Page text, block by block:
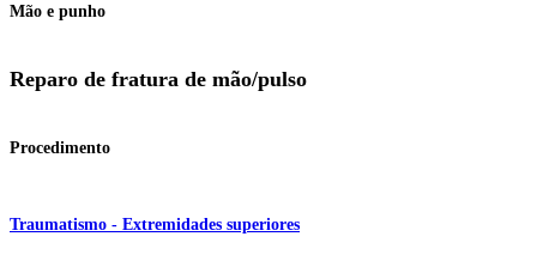
Mão e punho
Reparo de fratura de mão/pulso
Procedimento
Traumatismo - Extremidades superiores